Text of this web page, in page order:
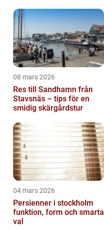
08 mars 2026
Res till Sandhamn från
Stavsnäs – tips för en
smidig skärgårdstur
04 mars 2026
Persienner i stockholm
funktion, form och smarta
val